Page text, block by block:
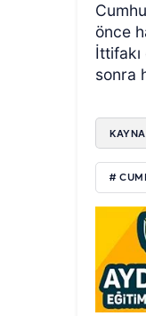
önce
sonra
#